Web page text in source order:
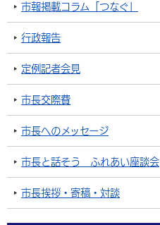
市報掲載コラム「つなぐ」
行政報告
定例記者会見
市長交際費
市長へのメッセージ
市長と話そう ふれあい座談会
市長挨拶・寄稿・対談